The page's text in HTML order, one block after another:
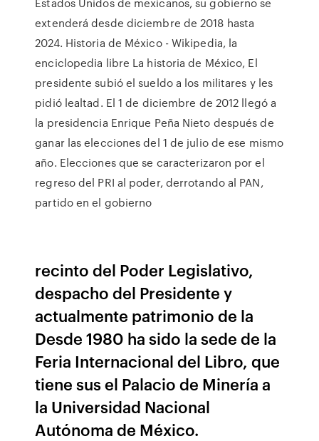
extenderá desde diciembre de 2018 hasta
2024. Historia de México - Wikipedia, la
enciclopedia libre La historia de México, El
presidente subió el sueldo a los militares y les
pidió lealtad. El 1 de diciembre de 2012 llegó a
la presidencia Enrique Peña Nieto después de
ganar las elecciones del 1 de julio de ese mismo
año. Elecciones que se caracterizaron por el
regreso del PRI al poder, derrotando al PAN,
partido en el gobierno
recinto del Poder Legislativo,
despacho del Presidente y
actualmente patrimonio de la
Desde 1980 ha sido la sede de la
Feria Internacional del Libro, que
tiene sus el Palacio de Minería a
la Universidad Nacional
Autónoma de México.